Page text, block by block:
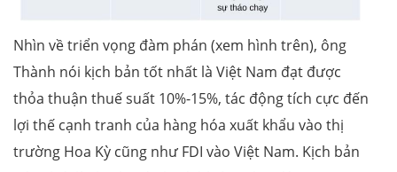
Nhìn về triển vọng đàm phán (xem hình trên), ông
Thành nói kịch bản tốt nhất là Việt Nam đạt được
thỏa thuận thuế suất 10%-15%, tác động tích cực đến
lợi thế cạnh tranh của hàng hóa xuất khẩu vào thị
trường Hoa Kỳ cũng như FDI vào Việt Nam. Kịch bản